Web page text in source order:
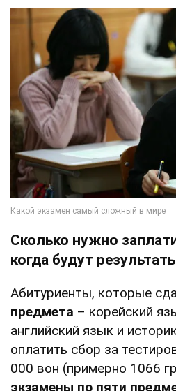
Сколько нужно
когда будут
Абитуриенты, которые
предмета – корейский
английский язык и
оплатить сбор за
000 вон (примерно 1066
экзамены по пяти